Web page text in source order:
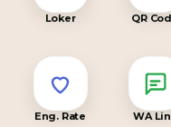
Loker QR
Eng. Rate WA